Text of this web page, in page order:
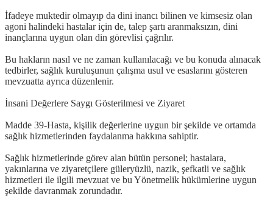
İfadeye muktedir olmayıp da dini inancı bilinen ve kimsesiz olan
agoni halindeki hastalar için de, talep şartı aranmaksızın, dini
inançlarına uygun olan din görevlisi çağrılır.
Bu hakların nasıl ve ne zaman kullanılacağı ve bu konuda alınacak
tedbirler, sağlık kuruluşunun çalışma usul ve esaslarını gösteren
mevzuatta ayrıca düzenlenir.
İnsani Değerlere Saygı Gösterilmesi ve Ziyaret
Madde 39-Hasta, kişilik değerlerine uygun bir şekilde ve ortamda
sağlık hizmetlerinden faydalanma hakkına sahiptir.
Sağlık hizmetlerinde görev alan bütün personel; hastalara,
yakınlarına ve ziyaretçilere güleryüzlü, nazik, şefkatli ve sağlık
hizmetleri ile ilgili mevzuat ve bu Yönetmelik hükümlerine uygun
şekilde davranmak zorundadır.